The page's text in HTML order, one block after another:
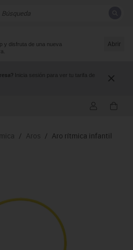
y disfruta de una nueva
Abrir
Inicia sesión para ver tu tarifa de
de la búsqueda
/ Aros / Aro rítmica infantil